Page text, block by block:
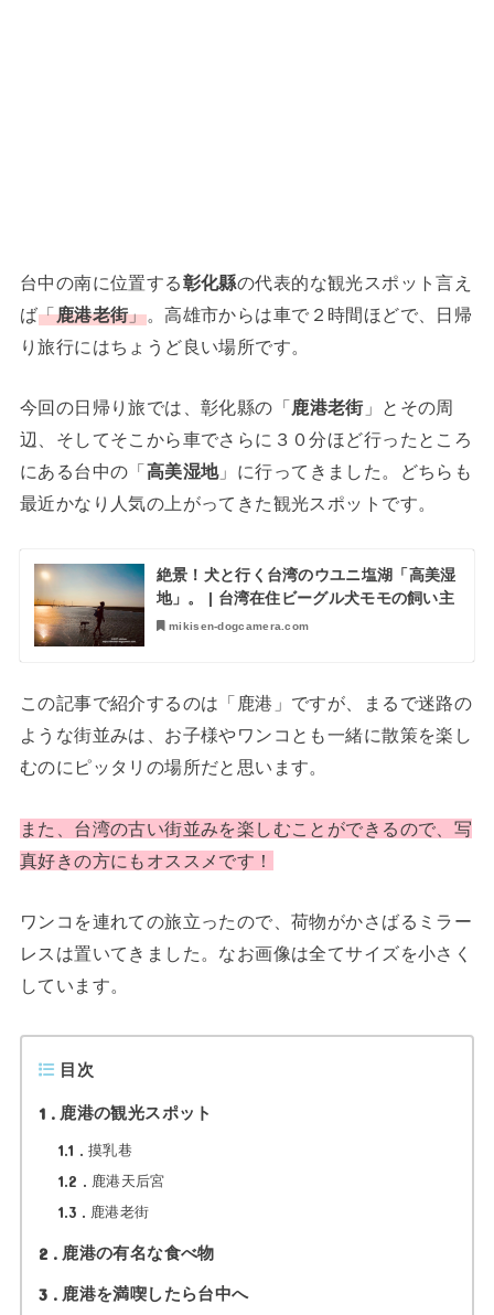
台中の南に位置する彰化縣の代表的な観光スポット言え
ば「鹿港老街」。高雄市からは車で２時間ほどで、日帰
り旅行にはちょうど良い場所です。
今回の日帰り旅では、彰化縣の「 鹿港老街」とその周
辺、そしてそこから車でさらに３０分ほど行ったところ
にある台中の「 高美湿地」に行ってきました。どちらも
最近かなり人気の上がってきた観光スポットです。
絶景！犬と行く台湾のウユニ塩湖「高美湿
地」。 | 台湾在住ビーグル犬モモの飼い主
mikisen-dogcamera.com
この記事で紹介するのは「鹿港」ですが、まるで迷路の
ような街並みは、お子様やワンコとも一緒に散策を楽し
むのにピッタリの場所だと思います。
また、台湾の古い街並みを楽しむことができるので、写
真好きの方にもオススメです！
ワンコを連れての旅立ったので、荷物がかさばるミラー
レスは置いてきました。なお画像は全てサイズを小さく
しています。
目次
1 鹿港の観光スポット
1.1 摸乳巷
1.2 鹿港天后宮
1.3 鹿港老街
2 鹿港の有名な食べ物
3 鹿港を満喫したら台中へ